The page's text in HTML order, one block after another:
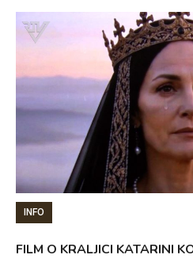
INFO
FILM O KRALJICI KATARINI